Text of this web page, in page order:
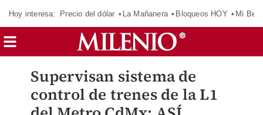
Hoy interesa: Precio del dólar La Mañanera Bloqueos HOY Mi
Supervisan sistema de
control de trenes de la L1